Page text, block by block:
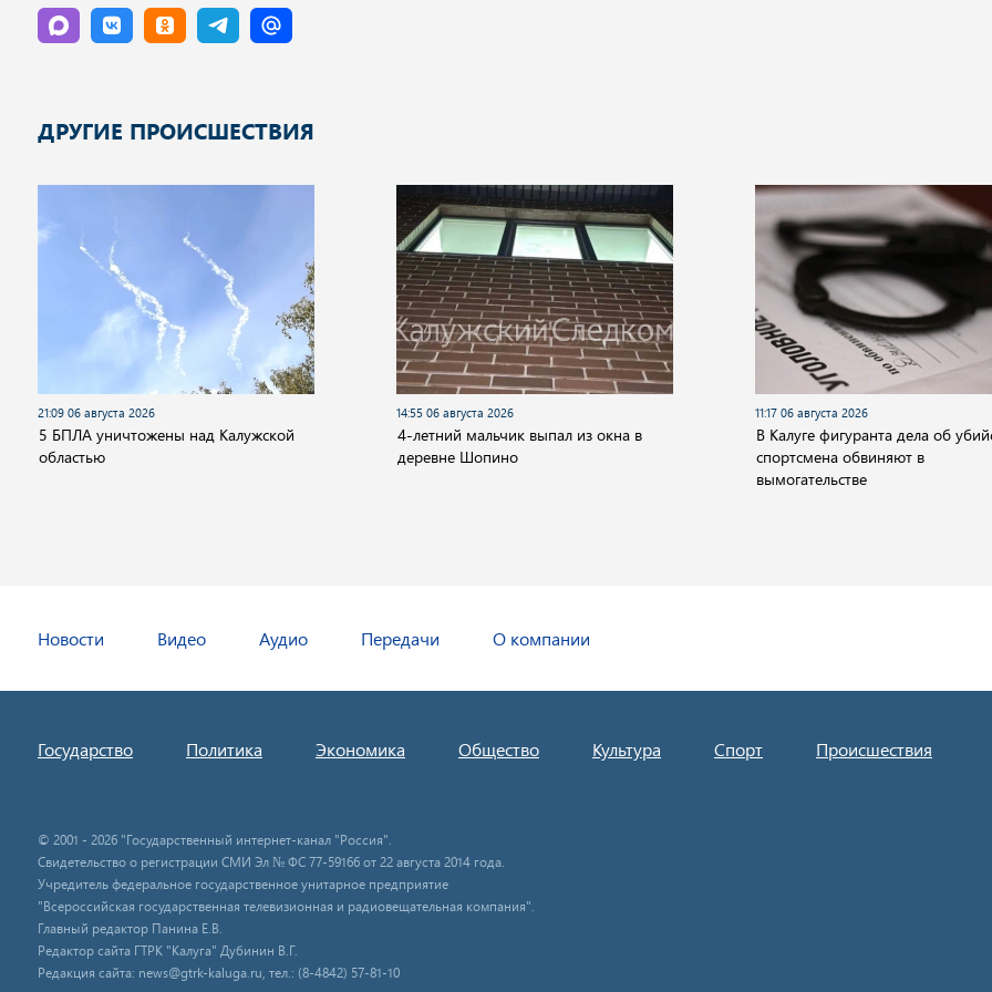
ДРУГИЕ ПРОИСШЕСТВИЯ
21:09 06 августа 2026
5 БПЛА уничтожены над Калужской
областью
14:55 06 августа 2026
4-летний мальчик выпал из окна в
деревне Шопино
11:17 06 августа 2026
В Калуге фигуранта дела об
спортсмена обвиняют в
вымогательстве
Новости Видео Аудио Передачи О компании
Государство Политика Экономика Общество Культура Спорт Происшествия
© 2001 - 2026 "Государственный интернет-канал "Россия".
Свидетельство о регистрации СМИ Эл № ФС 77-59166 от 22 августа 2014 года.
Учредитель федеральное государственное унитарное предприятие
"Всероссийская государственная телевизионная и радиовещательная компания".
Главный редактор Панина Е.В.
Редактор сайта ГТРК "Калуга" Дубинин В.Г.
Редакция сайта: news@gtrk-kaluga.ru, тел.: (8-4842) 57-81-10